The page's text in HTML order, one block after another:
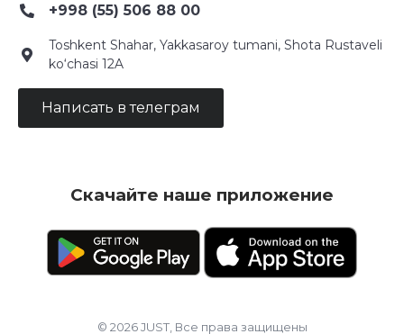
+998 (55) 506 88 00
Toshkent Shahar, Yakkasaroy tumani, Shota Rustaveli
ko‘chasi 12A
Написать в телеграм
Скачайте наше приложение
© 2026 JUST, Все права защищены